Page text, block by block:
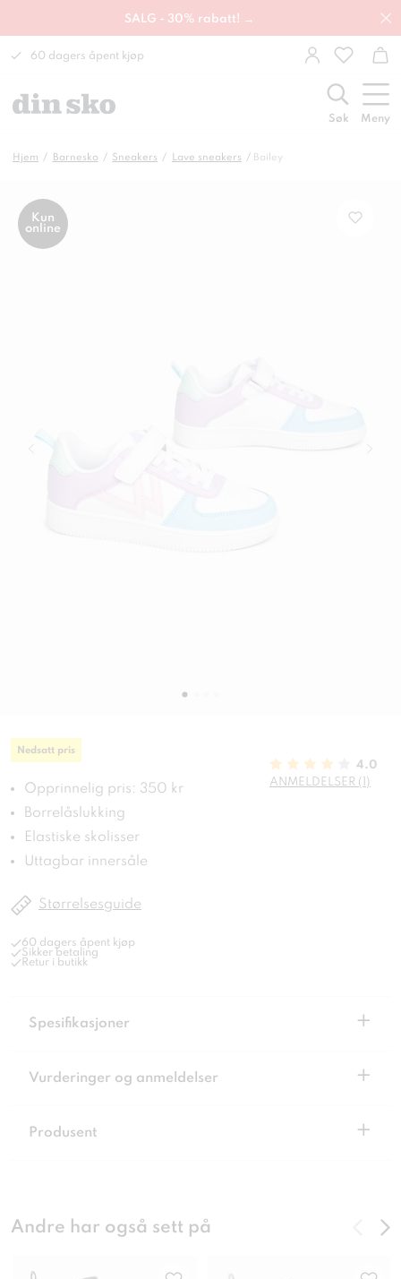
SALG - 30% rabatt! →
60 dagers åpent kjøp
Søk Meny
Hjem Barnesko Sneakers Lave sneakers Bailey
Kun
online
Nedsatt pris
Opprinnelig pris: 350 kr
Borrelåslukking
Elastiske skolisser
Uttagbar innersåle
4.0
ANMELDELSER (1)
Størrelsesguide
60 dagers åpent kjøp
Sikker betaling
Retur i butikk
Spesifikasjoner +
Vurderinger og anmeldelser +
Produsent +
Andre har også sett på